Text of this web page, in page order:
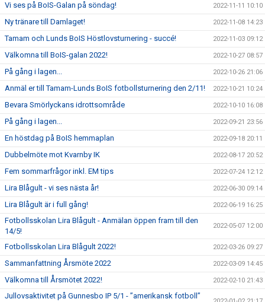
Vi ses på BoIS-Galan på söndag! 2022-11-11 10:10
Ny tränare till Damlaget! 2022-11-08 14:23
Tamam och Lunds BoIS Höstlovsturnering - succé! 2022-11-03 09:12
Välkomna till BoIS-galan 2022! 2022-10-27 08:57
På gång i lagen... 2022-10-26 21:06
Anmäl er till Tamam-Lunds BoIS fotbollsturnering den 2/11! 2022-10-21 10:24
Bevara Smörlyckans idrottsområde 2022-10-10 16:08
På gång i lagen... 2022-09-21 23:56
En höstdag på BoIS hemmaplan 2022-09-18 20:11
Dubbelmöte mot Kvarnby IK 2022-08-17 20:52
Fem sommarfrågor inkl. EM tips 2022-07-24 12:12
Lira Blågult - vi ses nästa år! 2022-06-30 09:14
Lira Blågult är i full gång! 2022-06-19 16:25
Fotbollsskolan Lira Blågult - Anmälan öppen fram till den
14/5!
2022-05-07 12:00
Fotbollsskolan Lira Blågult 2022! 2022-03-26 09:27
Sammanfattning Årsmöte 2022 2022-03-09 14:45
Välkomna till Årsmötet 2022! 2022-02-10 21:43
Jullovsaktivitet på Gunnesbo IP 5/1 - ”amerikansk fotboll”